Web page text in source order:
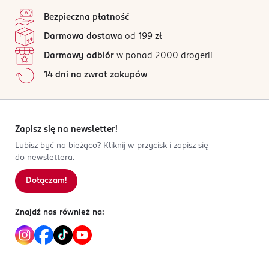
automatycznemu czujnikowi siły nacisku i 2-
minutowemu timerowi
spersonalizowane czyszczenie
Procter&Gamble DS Polska sp. z o.o.
ul. Zabraniecka 20
03-872 Warszawa
Kod EAN
8 700216 611831
Wszystkie opinie są zweryfikowane zakupem.
4
0%
2
1
0%
Sortowanie wg
Bezpieczna płatność
Darmowa dostawa od 199 zł
Darmowy odbiór w ponad 2000 drogerii
14 dni na zwrot zakupów
Zapisz się na newsletter!
Lubisz być na bieżąco? Kliknij w przycisk i zapisz się
do newslettera.
Dołączam!
Znajdź nas również na: